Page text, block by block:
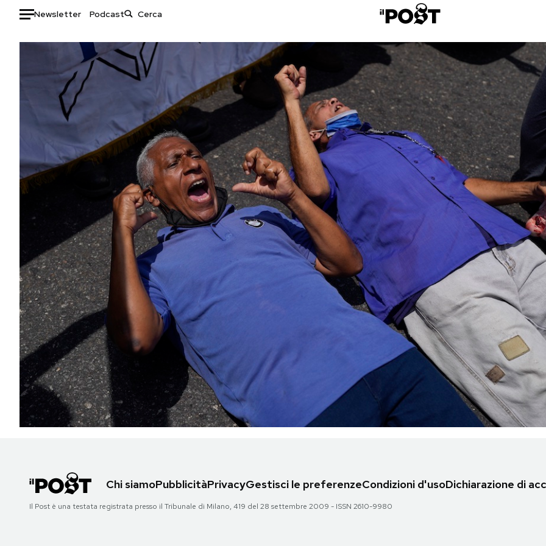
Newsletter Podcast
Auto
HOME
Italia
Mondo
Politica
Tecnologia
Economia
Sport
Moda
Libri
Consumismi
Storie/Idee
Ok Boomer!
Media
Europa
Altrecose
Mondiali calcio 2026
PODCAST
NEWSLETTER
I MIEI PREFERITI
SHOP
AREA PERSONALE
Chi siamoPubblicitàPrivacyGestisci le preferenzeCondizioni d'usoDichiarazione di
Il Post è una testata registrata presso il Tribunale di Milano, 419 del 28 settembre 2009 - ISSN 2610-9980